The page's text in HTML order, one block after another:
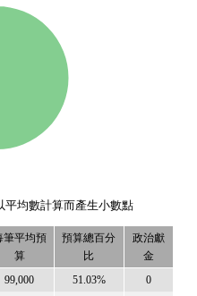
平均數計算而產生小數點
筆平均預
算
預算總百分
比
政治獻
金
99,000 51.03% 0